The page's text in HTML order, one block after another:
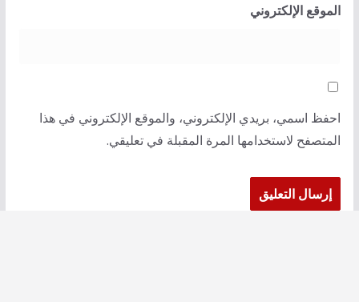
الموقع الإلكتروني
احفظ اسمي، بريدي الإلكتروني، والموقع الإلكتروني في هذا
المتصفح لاستخدامها المرة المقبلة في تعليقي.